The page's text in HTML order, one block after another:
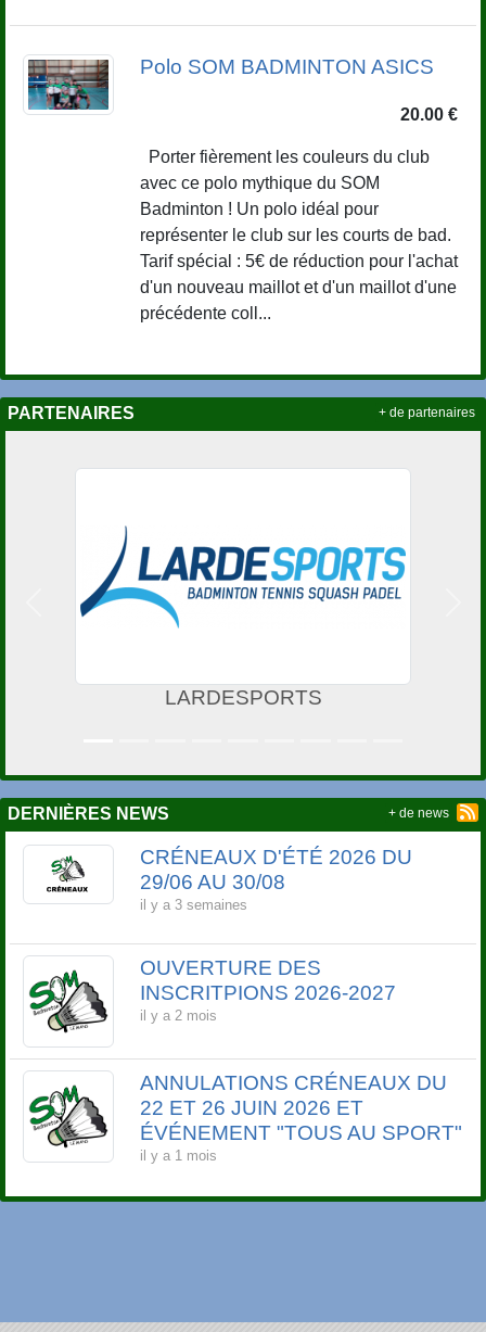
Polo SOM BADMINTON ASICS
20.00 €
Porter fièrement les couleurs du club
avec ce polo mythique du SOM
Badminton ! Un polo idéal pour
représenter le club sur les courts de bad.
Tarif spécial : 5€ de réduction pour l'achat
d'un nouveau maillot et d'un maillot d'une
précédente coll...
PARTENAIRES
VILLE DU MANS
Précedent
+ de partenaires
DERNIÈRES NEWS
CRÉNEAUX D'ÉTÉ 2026 DU
29/06 AU 30/08
il y a 3 semaines
OUVERTURE DES
INSCRITPIONS 2026-2027
il y a 2 mois
ANNULATIONS CRÉNEAUX DU
22 ET 26 JUIN 2026 ET
ÉVÉNEMENT "TOUS AU SPORT"
il y a 1 mois
+ de news